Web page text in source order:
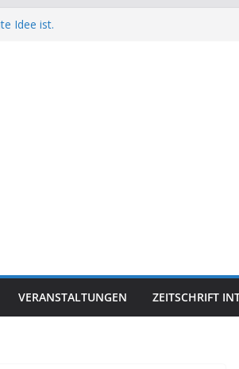
Idee ist.
VERANSTALTUNGEN ZEITSCHRIFT